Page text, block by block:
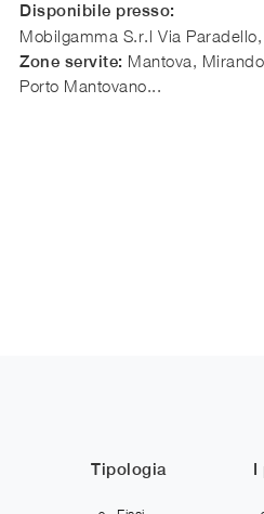
Disponibile presso:
Mobilgamma S.r.l Via
Zone servite: Mantova,
Porto Mantovano...
Tipologia I